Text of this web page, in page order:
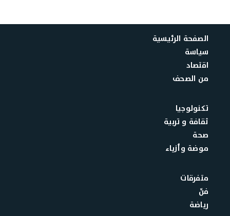
الصفحة الرئيسية
سياسة
اقتصاد
من الصحف
تكنولوجيا
ثقافة و تربية
صحة
موضة وأزياء
متفرقات
فنّ
رياضة